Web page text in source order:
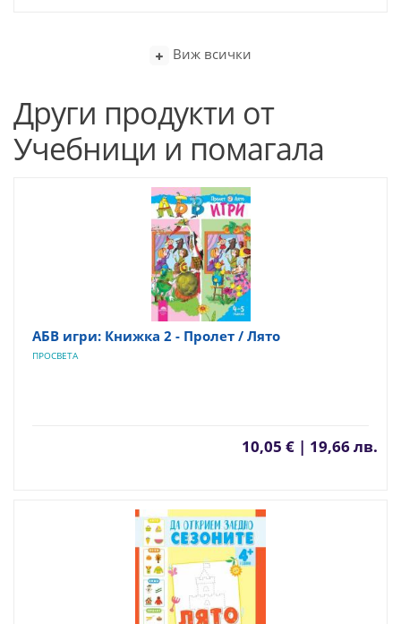
Виж всички
Други продукти от
Учебници и помагала
АБВ игри: Книжка 2 - Пролет / Лято
ПРОСВЕТА
10,05 € | 19,66 лв.